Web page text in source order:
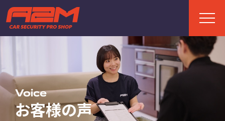
Voice
お客様の声
TOP
ABOUT